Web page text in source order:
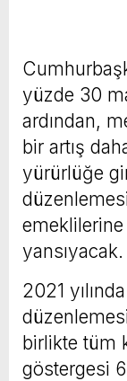
yüzde 30
ardından,
bir artış
yürürlüğe
yansıyacak.
2021
birlikte tüm
göstergesi